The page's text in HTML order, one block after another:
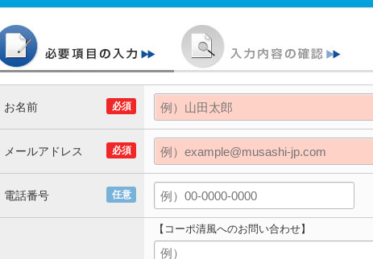
必須
お名前
必須
メールアドレス
任意
電話番号
【コーポ清風へのお問い合わせ】